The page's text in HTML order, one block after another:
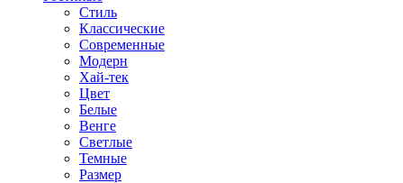
Стиль
Классические
Современные
Модерн
Хай-тек
Цвет
Белые
Венге
Светлые
Темные
Размер